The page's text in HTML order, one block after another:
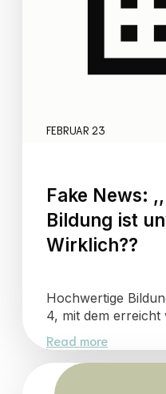
FEBRUAR 23
Fake News:
Bildung ist
Wirklich??
Hochwertige
4, mit dem
Read more